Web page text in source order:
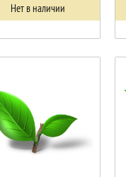
Нет в наличии